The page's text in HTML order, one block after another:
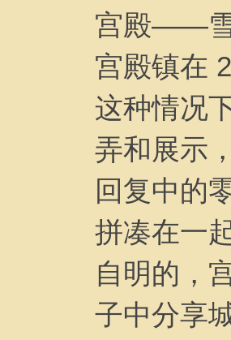
宫殿——雪
宫殿镇在
这种情况
弄和展示
回复中的
拼凑在一
自明的，
子中分享